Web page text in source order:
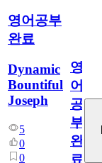
영어공부
완료
Dynamic
Bountiful
Joseph
5
0
0
영
어
공
부
완
료